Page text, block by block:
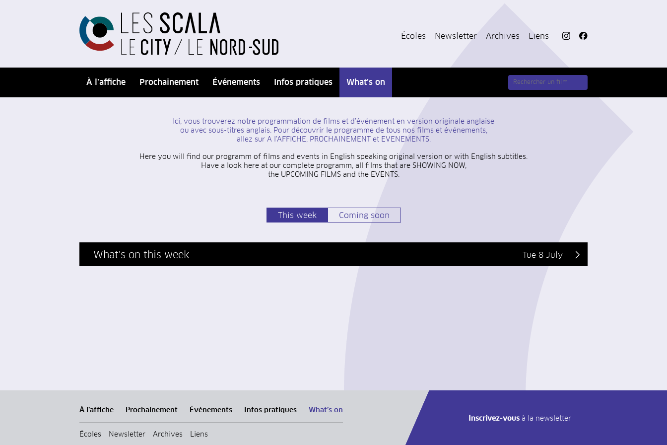
Écoles Newsletter Archives Liens
À l’affiche Prochainement Événements Infos pratiques What’s on
Ici, vous trouverez notre programmation de films et d’événement en version originale anglaise
ou avec sous-titres anglais. Pour découvrir le programme de tous nos films et événements,
allez sur A l’AFFICHE, PROCHAINEMENT et EVENEMENTS.
Here you will find our programm of films and events in English speaking original version or with English subtitles.
Have a look here at our complete programm, all films that are SHOWING NOW,
the UPCOMING FILMS and the EVENTS.
This week Coming soon
What's on this week Tue 8 July
Inscrivez-vous à la newsletter
À l’affiche Prochainement Événements Infos pratiques What’s on
Écoles Newsletter Archives Liens